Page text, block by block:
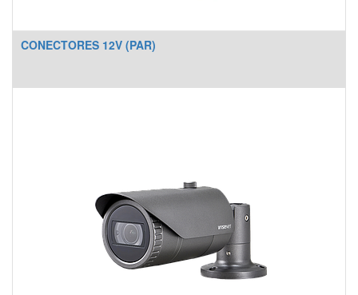
CONECTORES 12V (PAR)